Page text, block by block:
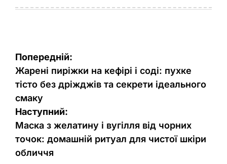
Навігація
записів
Попередній:
Жарені пиріжки на кефірі і соді: пухке
тісто без дріжджів та секрети ідеального
смаку
Наступний:
Маска з желатину і вугілля від чорних
точок: домашній ритуал для чистої шкіри
обличчя